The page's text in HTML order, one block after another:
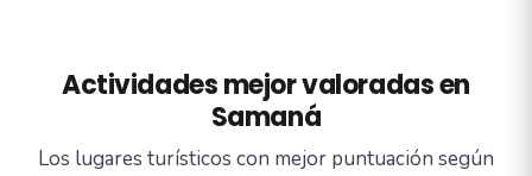
Actividades mejor valoradas en
Samaná
Los lugares turísticos con mejor puntuación según